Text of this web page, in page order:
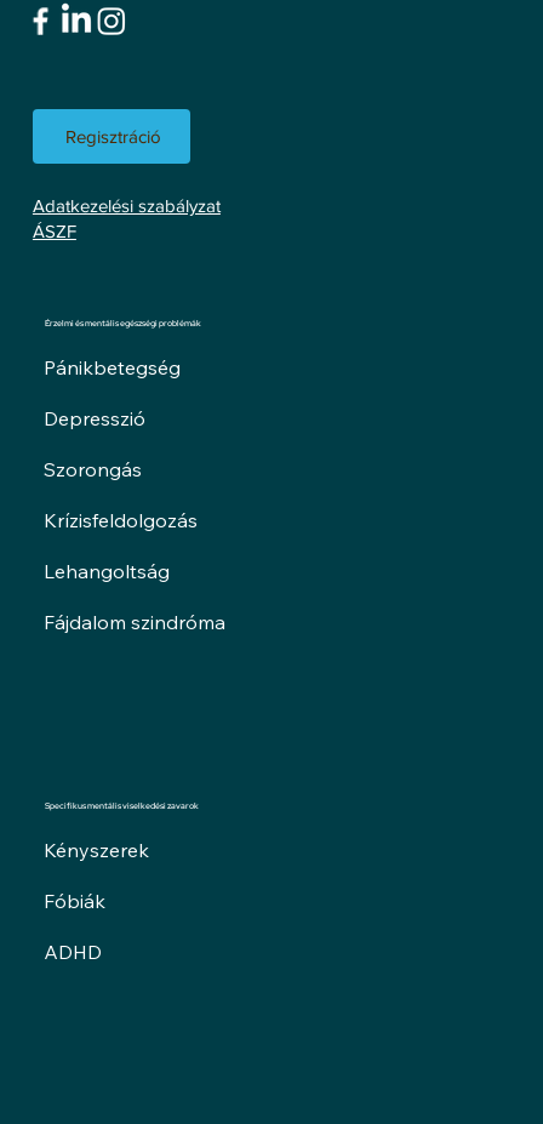
Regisztráció
Adatkezelési szabályzat
ÁSZF
Érzelmi és mentális egészségi problémák
Pánikbetegség
Depresszió
Szorongás
Krízisfeldolgozás
Lehangoltság
Fájdalom szindróma
Specifikus mentális viselkedési zavarok
Kényszerek
Fóbiák
ADHD